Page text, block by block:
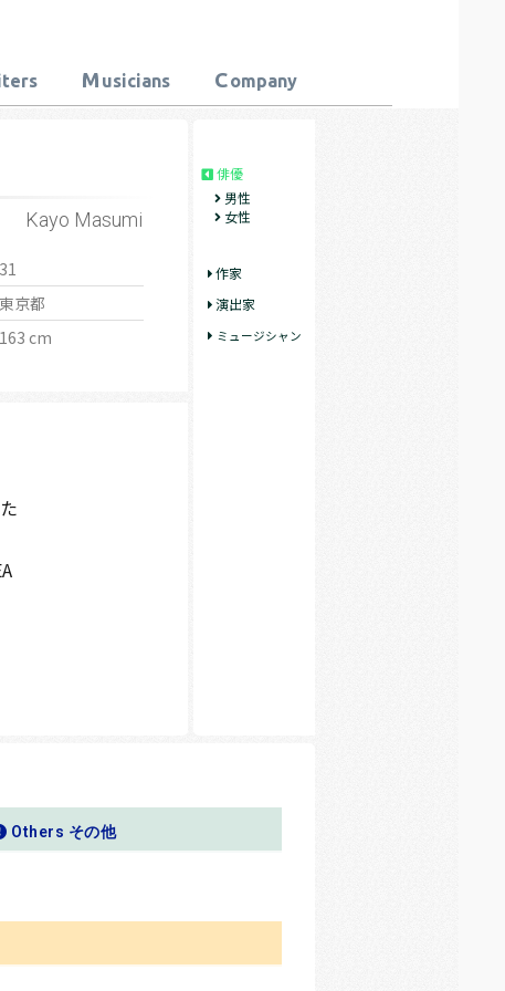
M usicians Company
Kayo Masumi
31
東京都
163 cm
俳優
男性
女性
作家
演出家
ミュージシャン
Others その他